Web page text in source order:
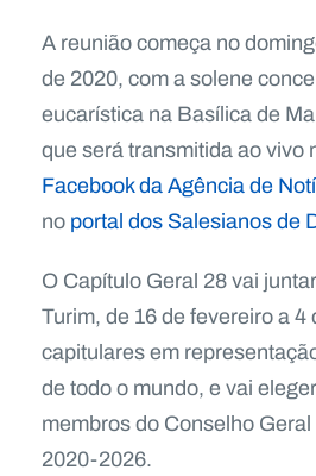
A reunião começa no
de 2020, com a solene
eucarística na Basílica de
que será transmitida ao vivo
Facebook da Agência de
noportal dos Salesianos de
O Capítulo Geral 28 vai
Turim, de 16 de fevereiro a 4
capitulares em
de todo o mundo, e vai
membros do Conselho
2020-2026.